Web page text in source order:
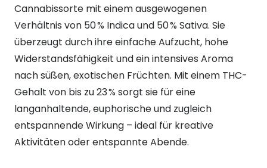
Cannabissorte mit einem ausgewogenen
Verhältnis von 50 % Indica und 50 % Sativa. Sie
überzeugt durch ihre einfache Aufzucht, hohe
Widerstandsfähigkeit und ein intensives Aroma
nach süßen, exotischen Früchten. Mit einem THC-
Gehalt von bis zu 23 % sorgt sie für eine
langanhaltende, euphorische und zugleich
entspannende Wirkung – ideal für kreative
Aktivitäten oder entspannte Abende.